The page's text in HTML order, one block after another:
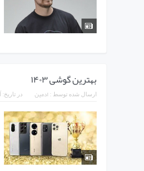
بهترین گوشی ۱۴۰۳
ارسال شده توسط : ادمین در تاریخ: